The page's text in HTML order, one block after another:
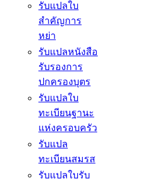
รับแปลใบ
สำคัญการ
หย่า
รับแปลหนังสือ
รับรองการ
ปกครองบุตร
รับแปลใบ
ทะเบียนฐานะ
แห่งครอบครัว
รับแปล
ทะเบียนสมรส
รับแปลใบรับ